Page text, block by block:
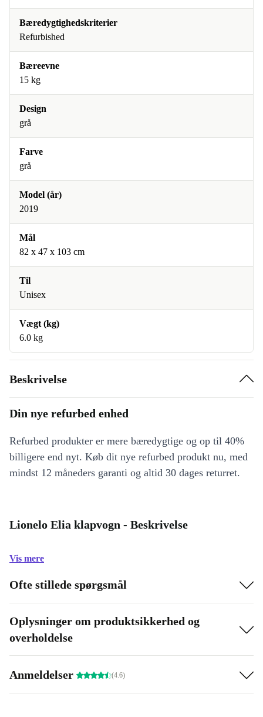
Bæredygtighedskriterier
Refurbished
Bæreevne
15 kg
Design
grå
Farve
grå
Model (år)
2019
Mål
82 x 47 x 103 cm
Til
Unisex
Vægt (kg)
6.0 kg
Beskrivelse
Din nye refurbed enhed
Refurbed produkter er mere bæredygtige og op til 40%
billigere end nyt. Køb dit nye refurbed produkt nu, med
mindst 12 måneders garanti og altid 30 dages returret.
Lionelo Elia klapvogn - Beskrivelse
Vis mere
Ofte stillede spørgsmål
Oplysninger om produktsikkerhed og
overholdelse
Anmeldelser (4.6)